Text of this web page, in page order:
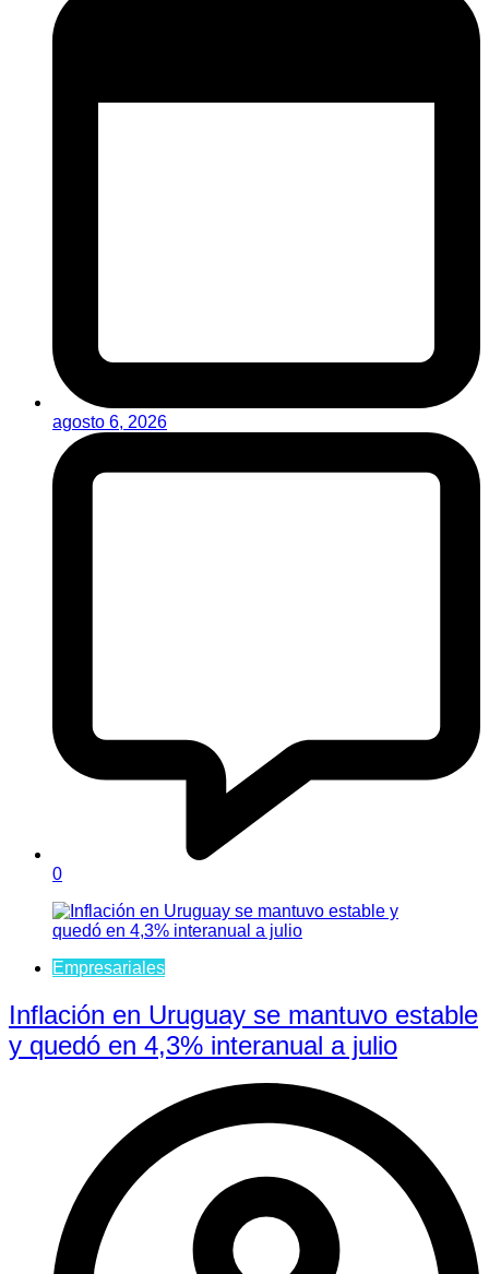
agosto 6, 2026
0
Empresariales
Inflación en Uruguay se mantuvo estable
y quedó en 4,3% interanual a julio